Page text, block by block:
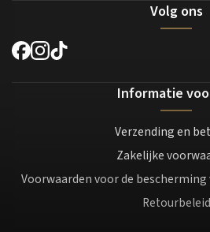
Volg ons
Informatie
Verzending en
Zakelijke
Voorwaarden voor de
Retourbeleid